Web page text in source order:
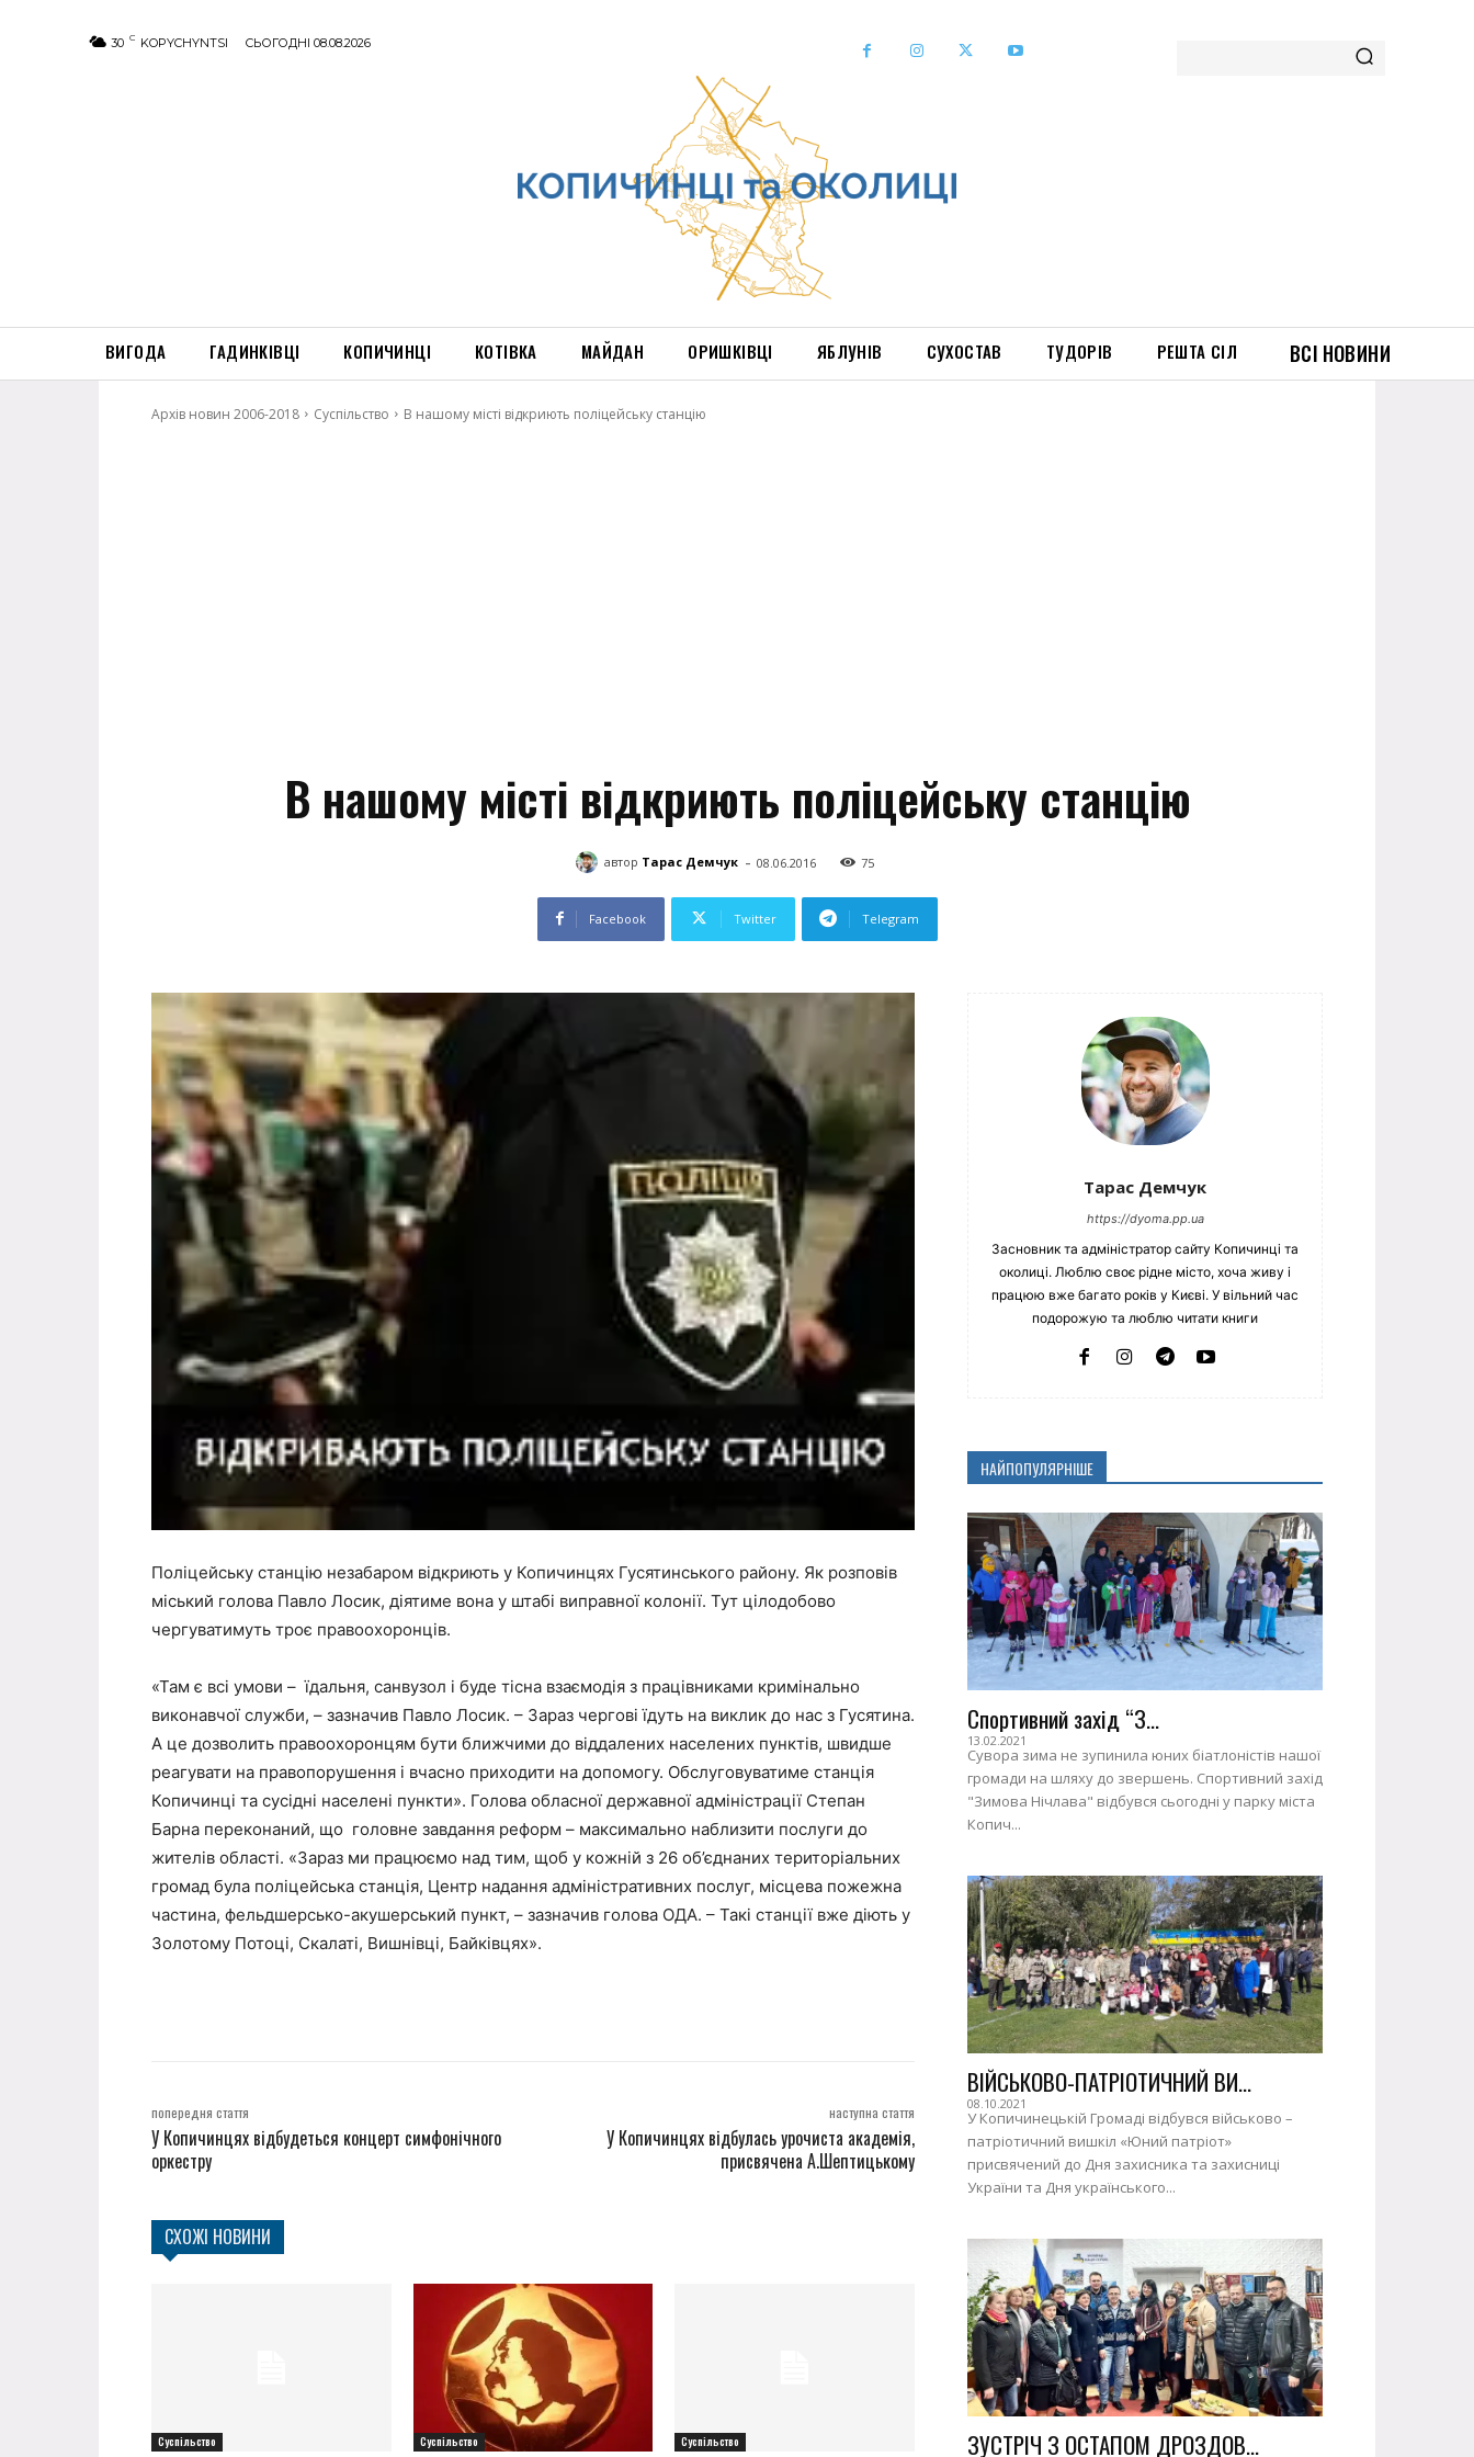
30 C KOPYCHYNTSI СЬОГОДНІ 08.08.2026
ВИГОДА ГАДИНКІВЦІ КОПИЧИНЦІ КОТІВКА МАЙДАН ОРИШКІВЦІ ЯБЛУНІВ СУХОСТАВ ТУДОРІВ РЕШТА СІЛ ВСІ НОВИНИ
Архів новин 2006-2018 Суспільство В нашому місті відкриють поліцейську станцію
В нашому місті відкриють поліцейську станцію
автор Тарас Демчук - 08.06.2016 75
Facebook Twitter Telegram
Поліцейську станцію незабаром відкриють у Копичинцях Гусятинського району. Як розповів
міський голова Павло Лосик, діятиме вона у штабі виправної колонії. Тут цілодобово
чергуватимуть троє правоохоронців.
«Там є всі умови – їдальня, санвузол і буде тісна взаємодія з працівниками кримінально
виконавчої служби, – зазначив Павло Лосик. – Зараз чергові їдуть на виклик до нас з Гусятина.
А це дозволить правоохоронцям бути ближчими до віддалених населених пунктів, швидше
реагувати на правопорушення і вчасно приходити на допомогу. Обслуговуватиме станція
Копичинці та сусідні населені пункти». Голова обласної державної адміністрації Степан
Барна переконаний, що головне завдання реформ – максимально наблизити послуги до
жителів області. «Зараз ми працюємо над тим, щоб у кожній з 26 об’єднаних територіальних
громад була поліцейська станція, Центр надання адміністративних послуг, місцева пожежна
частина, фельдшерсько-акушерський пункт, – зазначив голова ОДА. – Такі станції вже діють у
Золотому Потоці, Скалаті, Вишнівці, Байківцях».
попередня стаття
У Копичинцях відбудеться концерт симфонічного
оркестру
наступна стаття
У Копичинцях відбулась урочиста академія,
присвячена А.Шептицькому
СХОЖІ НОВИНИ
Суспільство Суспільство Суспільство
Тарас Демчук
https://dyoma.pp.ua
Засновник та адміністратор сайту Копичинці та
околиці. Люблю своє рідне місто, хоча живу і
працюю вже багато років у Києві. У вільний час
подорожую та люблю читати книги
НАЙПОПУЛЯРНІШЕ
Спортивний захід “З...
13.02.2021
Сувора зима не зупинила юних біатлоністів нашої
громади на шляху до звершень. Спортивний захід
"Зимова Нічлава" відбувся сьогодні у парку міста
Копич...
ВІЙСЬКОВО-ПАТРІОТИЧНИЙ ВИ...
08.10.2021
У Копичинецькій Громаді відбувся військово –
патріотичний вишкіл «Юний патріот»
присвячений до Дня захисника та захисниці
України та Дня українського...
ЗУСТРІЧ З ОСТАПОМ ДРОЗДОВ...